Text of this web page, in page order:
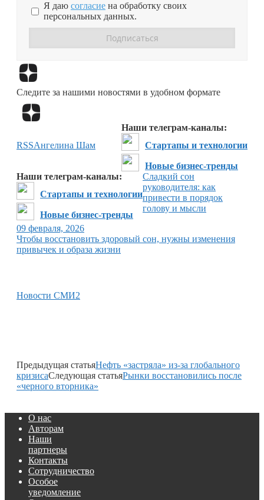
Я даю согласие на обработку своих
персональных данных.
Следите за нашими новостями в удобном формате
Наши телеграм-каналы:
Стартапы и технологии
Новые бизнес-тренды
Наши телеграм-каналы:
Стартапы и технологии
Новые бизнес-тренды
RSSАнгелина Шам
Сладкий сон
руководителя: как
привести в порядок
голову и мысли
09 февраля, 2026
Чтобы восстановить здоровый сон, нужны изменения
привычек и образа жизни
Новости СМИ2
Предыдущая статьяНефть «застряла» из-за глобального
кризисаСледующая статьяРынки восстановились после
«черного вторника»
О нас
Авторам
Наши
партнеры
Контакты
Сотрудничество
Особое
уведомление